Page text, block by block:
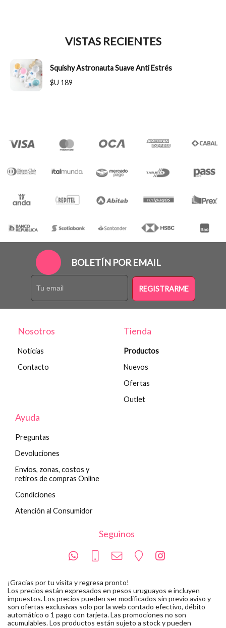
VISTAS RECIENTES
Squishy Astronauta Suave Anti Estrés
$U 189
BOLETÍN POR EMAIL
REGISTRARME
Nosotros
Noticias
Contacto
Tienda
Productos
Nuevos
Ofertas
Outlet
Ayuda
Preguntas
Devoluciones
Envíos, zonas, costos y
retiros de compras Online
Condiciones
Atención al Consumidor
Seguinos
¡Gracias por tu visita y regresa pronto!
Los precios están expresados en pesos uruguayos e incluyen
impuestos. Los precios pueden ser modificados sin previo aviso y
son ofertas exclusivas solo por la web contado efectivo, débito
automático o 1 pago con tarjeta. Las promociones no son
acumulables. Los productos están sujeto a stock y pueden